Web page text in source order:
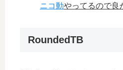
ニコ動やってるので良
RoundedTB